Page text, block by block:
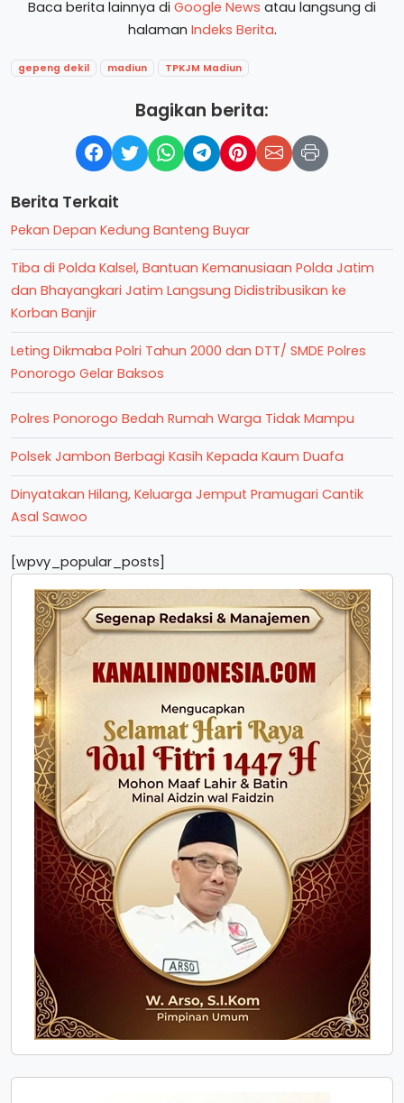
Baca berita lainnya di Google News atau langsung di
halaman Indeks Berita.
gepeng dekil madiun TPKJM Madiun
Bagikan berita:
Berita Terkait
Pekan Depan Kedung Banteng Buyar
Tiba di Polda Kalsel, Bantuan Kemanusiaan Polda Jatim
dan Bhayangkari Jatim Langsung Didistribusikan ke
Korban Banjir
Leting Dikmaba Polri Tahun 2000 dan DTT/ SMDE Polres
Ponorogo Gelar Baksos
Polres Ponorogo Bedah Rumah Warga Tidak Mampu
Polsek Jambon Berbagi Kasih Kepada Kaum Duafa
Dinyatakan Hilang, Keluarga Jemput Pramugari Cantik
Asal Sawoo
[wpvy_popular_posts]